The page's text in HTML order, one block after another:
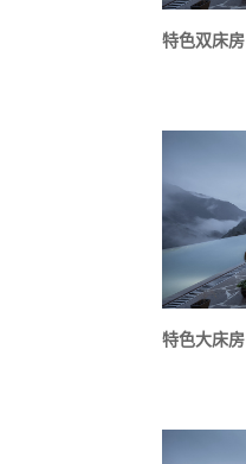
特色双床房
特色大床房